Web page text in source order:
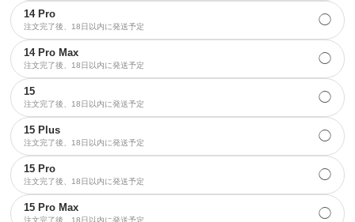
14 Pro
注文完了後、18日以内に発送予定 ◯
14 Pro Max
注文完了後、18日以内に発送予定 ◯
15
注文完了後、18日以内に発送予定 ◯
15 Plus
注文完了後、18日以内に発送予定 ◯
15 Pro
注文完了後、18日以内に発送予定 ◯
15 Pro Max
注文完了後、18日以内に発送予定 ◯